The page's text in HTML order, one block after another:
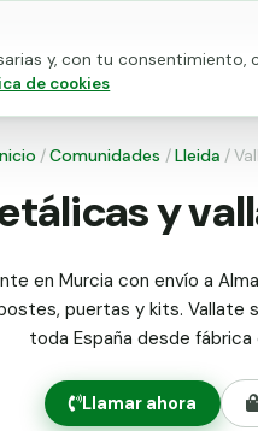
y, con tu consentimiento,
de cookies
Puertas para vallado
/Comunidades /Lleida /
y
en Murcia con envío a
puertas y kits. Vallate
toda España desde
Llamar ahora